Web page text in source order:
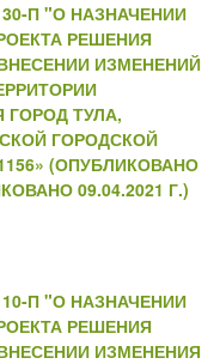
П "О НАЗНАЧЕНИИ
РЕШЕНИЯ
ИЗМЕНЕНИЙ
ТУЛА,
ГОРОДСКОЙ
(ОПУБЛИКОВАНО
09.04.2021 Г.)
П "О НАЗНАЧЕНИИ
РЕШЕНИЯ
ИЗМЕНЕНИЯ